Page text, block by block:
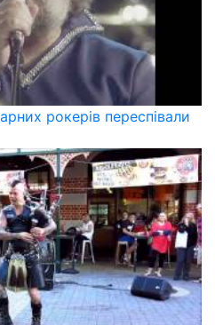
рокерів переспівали